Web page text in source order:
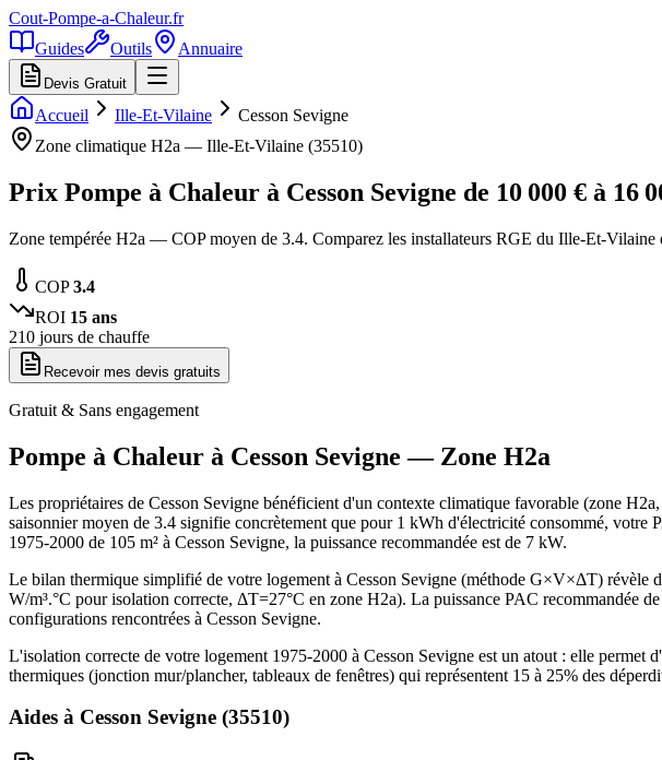
Cout-Pompe-a-Chaleur.fr
Guides
Outils Annuaire
Devis Gratuit
Accueil Ille-Et-Vilaine
Cesson Sevigne
Zone climatique H2a — Ille-Et-Vilaine (35510)
Prix Pompe à Chaleur à Cesson Sevigne de 10 000 € à 16
Zone tempérée H2a — COP moyen de 3.4. Comparez les installateurs RGE du Ille-Et-Vilaine
COP3.4
ROI 15 ans
210 jours de chauffe
Recevoir mes devis gratuits
Gratuit & Sans engagement
Pompe à Chaleur à Cesson Sevigne — Zone H2a
Les propriétaires de Cesson Sevigne bénéficient d'un contexte climatique favorable (zone
saisonnier moyen de 3.4 signifie concrètement que pour 1 kWh d'électricité consommé,
1975-2000 de 105 m² à Cesson Sevigne, la puissance recommandée est de 7 kW.
Le bilan thermique simplifié de votre logement à Cesson Sevigne (méthode G×V×ΔT)
W/m³.°C pour isolation correcte, ΔT=27°C en zone H2a). La puissance PAC recommandée
configurations rencontrées à Cesson Sevigne.
L'isolation correcte de votre logement 1975-2000 à Cesson Sevigne est un atout : elle
thermiques (jonction mur/plancher, tableaux de fenêtres) qui représentent 15 à 25% des
Aides à Cesson Sevigne (35510)